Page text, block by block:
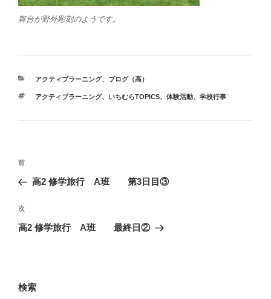
舞台が野外彫刻のようです。
カ
ゴ
アクティブラーニング、 ブログ（高）
タ
アクティブラーニング、 いちむらTOPICS、 体験活動、 学校行事
投
ナ
ビ
ゲ
ン
前
の
稿
前
高2 修学旅行 A班 第3日目③
次
の
次
高2 修学旅行 A班 最終日②
検索